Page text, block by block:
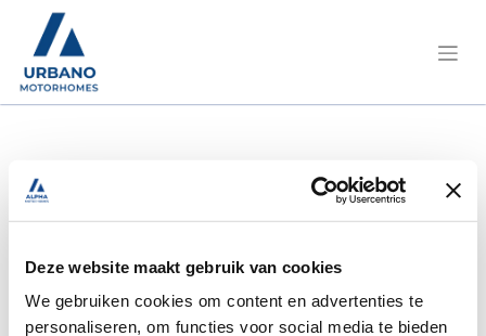
Deze website maakt gebruik van cookies
We gebruiken cookies om content en advertenties te
personaliseren, om functies voor social media te bieden
Bij Urbano Motorhomes vind je niet alleen
motorhomes, maar ook alles wat erbij hoort om